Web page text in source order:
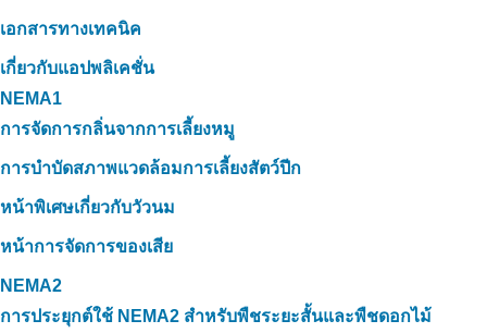
เอกสารทางเทคนิค
เกี่ยวกับแอปพลิเคชั่น
NEMA1
การจัดการกลิ่นจากการเลี้ยงหมู
การบำบัดสภาพแวดล้อมการเลี้ยงสัตว์ปีก
หน้าพิเศษเกี่ยวกับวัวนม
หน้าการจัดการของเสีย
NEMA2
การประยุกต์ใช้ NEMA2 สำหรับพืชระยะสั้นและพืชดอกไม้